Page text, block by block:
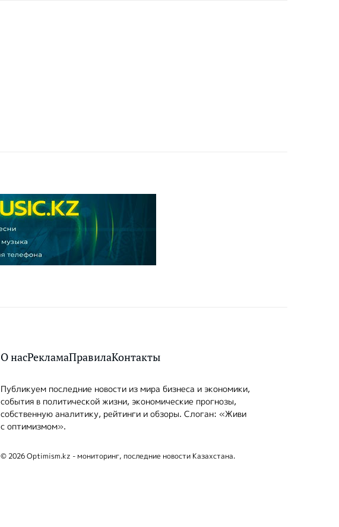
О насРекламаПравилаКонтакты
Публикуем последние новости из мира бизнеса и экономики,
события в политической жизни, экономические прогнозы,
собственную аналитику, рейтинги и обзоры. Слоган: «Живи
с оптимизмом».
© 2026 Optimism.kz - мониторинг, последние новости Казахстана.